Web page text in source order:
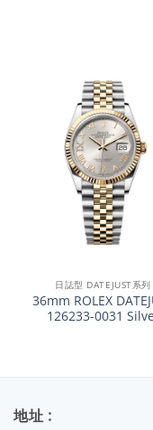
日誌型 DATEJUST系列
36mm ROLEX
126233-0031
地址 :